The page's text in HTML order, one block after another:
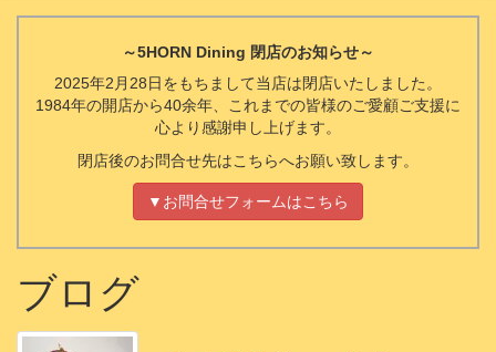
～5HORN Dining 閉店のお知らせ～
2025年2月28日をもちまして当店は閉店いたしました。
1984年の開店から40余年、これまでの皆様のご愛顧ご支援に
心より感謝申し上げます。
閉店後のお問合せ先はこちらへお願い致します。
▼お問合せフォームはこちら
ブログ